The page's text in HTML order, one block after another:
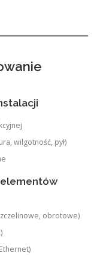
wilgotność, pył)
elementów
obrotowe)